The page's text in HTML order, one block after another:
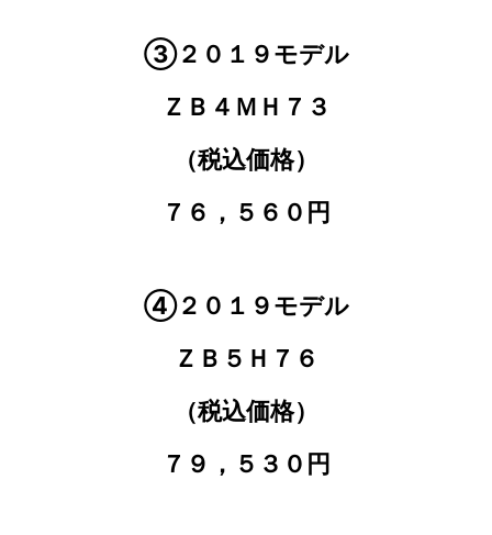
③２０１９モデル
ＺＢ４ＭＨ７３
（税込価格）
７６，５６０円
④２０１９モデル
ＺＢ５Ｈ７６
（税込価格）
７９，５３０円